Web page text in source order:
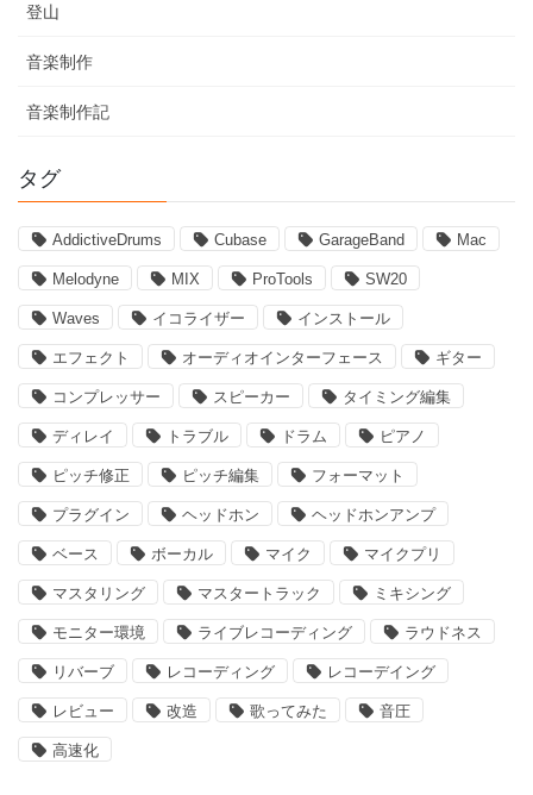
登山
音楽制作
音楽制作記
タグ
AddictiveDrums Cubase GarageBand Mac
Melodyne MIX ProTools SW20
Waves イコライザー インストール
エフェクト オーディオインターフェース ギター
コンプレッサー スピーカー タイミング編集
ディレイ トラブル ドラム ピアノ
ピッチ修正 ピッチ編集 フォーマット
プラグイン ヘッドホン ヘッドホンアンプ
ベース ボーカル マイク マイクプリ
マスタリング マスタートラック ミキシング
モニター環境 ライブレコーディング ラウドネス
リバーブ レコーディング レコーデイング
レビュー 改造 歌ってみた 音圧
高速化